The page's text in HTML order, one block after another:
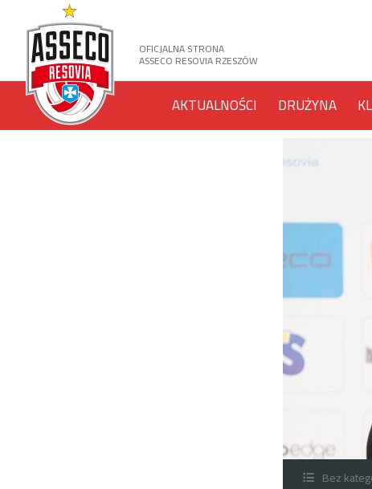
OFICJALNA STRONA
ASSECO RESOVIA RZESZÓW
AKTUALNOŚCI DRUŻYNA
Bez